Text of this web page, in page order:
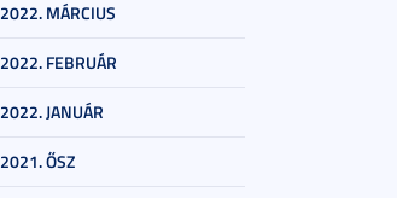
MÁRCIUS
FEBRUÁR
JANUÁR
ŐSZ